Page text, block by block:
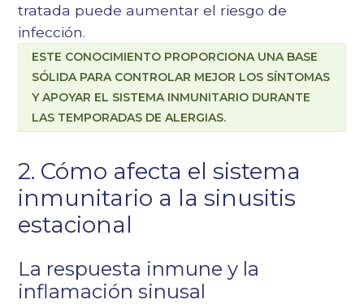
tratada puede aumentar el riesgo de
infección.
ESTE CONOCIMIENTO PROPORCIONA UNA BASE
SÓLIDA PARA CONTROLAR MEJOR LOS SÍNTOMAS
Y APOYAR EL SISTEMA INMUNITARIO DURANTE
LAS TEMPORADAS DE ALERGIAS.
2. Cómo afecta el sistema
inmunitario a la sinusitis
estacional
La respuesta inmune y la
inflamación sinusal